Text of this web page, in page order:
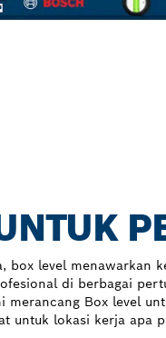
box level menawarkan
di berbagai
merancang Box level
untuk lokasi kerja apa